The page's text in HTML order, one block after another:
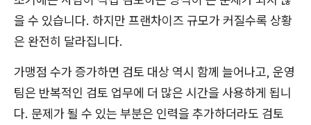
을 수 있습니다. 하지만 프랜차이즈 규모가 커질수록 상황
은 완전히 달라집니다.
가맹점 수가 증가하면 검토 대상 역시 함께 늘어나고, 운영
팀은 반복적인 검토 업무에 더 많은 시간을 사용하게 됩니
다. 문제가 될 수 있는 부분은 인력을 추가하더라도 검토